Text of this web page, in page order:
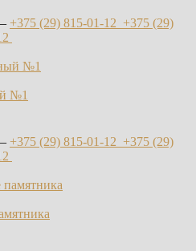
+375 (29) 815-01-12 +375 (29)
№1
+375 (29) 815-01-12 +375 (29)